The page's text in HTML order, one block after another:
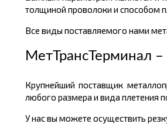
толщиной проволоки и способом
Все виды поставляемого нами
МетТрансТерминал
Крупнейший поставщик
любого размера и вида плетения
У нас вы можете осуществить